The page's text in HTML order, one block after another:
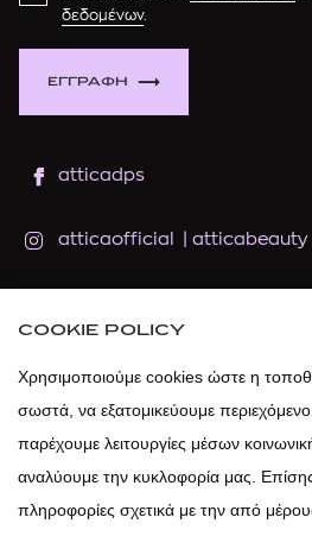
ΕΓΓΡΑΦΗ
δεδομένων.
atticadps
atticaofficial atticabeauty
atticadps
COOKIE POLICY
Χρησιμοποιούμε cookies ώστε η
σωστά, να εξατομικεύουμε περιεχόμενο
παρέχουμε λειτουργίες μέσων
αναλύουμε την κυκλοφορία μας.
πληροφορίες σχετικά με την από